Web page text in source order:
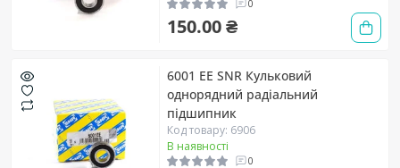
0
150.00 ₴
6001 EE SNR Кульковий
однорядний радіальний
підшипник
Код товару: 6906
В наявності
0